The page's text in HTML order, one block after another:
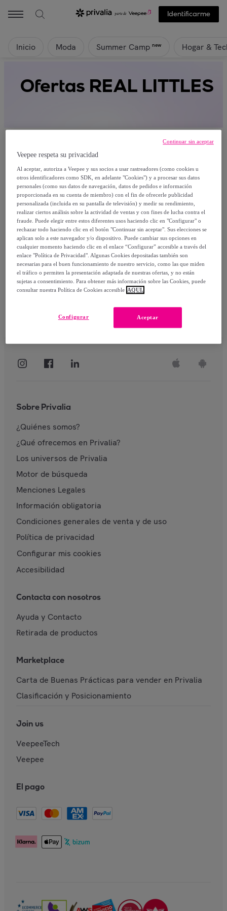
Identificarme
Inicio Moda Summer Camp new Hogar &
Ofertas REAL LITTLES
Actualmente no hay productos disponibles.
Regístrate y accede a todos los productos visibles
para nuestros miembros.
Identificarme
Sobre Privalia
¿Quiénes somos?
¿Qué ofrecemos en Privalia?
Los universos de Privalia
Motor de búsqueda
Menciones Legales
Información obligatoria
Condiciones generales de venta y de uso
Política de privacidad
Configurar mis cookies
Accesibilidad
Contacta con nosotros
Ayuda y Contacto
Retirada de productos
Marketplace
Carta de Buenas Prácticas para vender en Privalia
Clasificación y Posicionamiento
Join us
VeepeeTech
Veepee
El pago
Veepee respeta su privacidad
Al aceptar, autoriza a Veepee y sus socios a usar rastreadores (como cookies u
otros identificadores como SDK, en adelante "Cookies") y a procesar sus datos
personales (como sus datos de navegación, datos de pedidos e información
proporcionada en su cuenta de miembro) con el fin de ofrecerle publicidad
personalizada (incluida en su pantalla de televisión) y medir su rendimiento,
realizar ciertos análisis sobre la actividad de ventas y con fines de lucha contra el
fraude. Puede elegir entre estos diferentes usos haciendo clic en "Configurar" o
rechazar todo haciendo clic en el botón "Continuar sin aceptar". Sus elecciones se
aplican solo a este navegador y/o dispositivo. Puede cambiar sus opciones en
cualquier momento haciendo clic en el enlace “Configurar” accesible a través del
enlace "Política de Privacidad". Algunas Cookies depositadas también son
necesarias para el buen funcionamiento de nuestro servicio, como las que miden
el tráfico o permiten la presentación adaptada de nuestras ofertas, y no están
sujetas a consentimiento. Para obtener más información sobre las Cookies, puede
consultar nuestra Política de Cookies accesible AQUÍ.
Aceptar
Configurar
Continuar sin aceptar